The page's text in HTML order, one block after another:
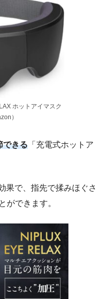
ホットアイマスク
）
できる 「充電式ホットア
果で、指先で揉みほぐさ
ができます。